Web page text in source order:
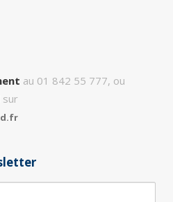
au 01 842 55 777, ou
sur